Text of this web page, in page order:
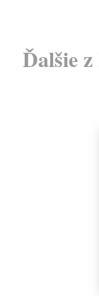
Ďalšie